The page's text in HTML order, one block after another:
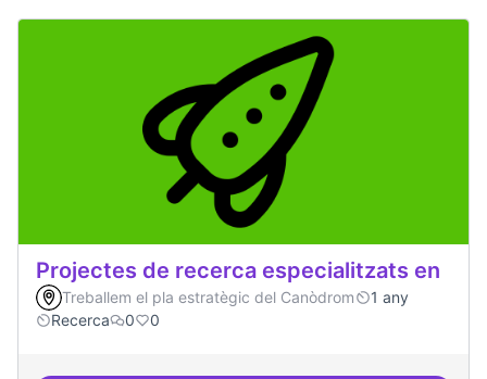
Projectes de recerca especialitzats en
Treballem el pla estratègic del Canòdrom
1 any
Recerca
0 0